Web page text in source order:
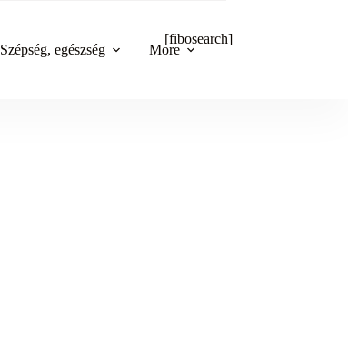
Szépség, egészség More
[fibosearch]